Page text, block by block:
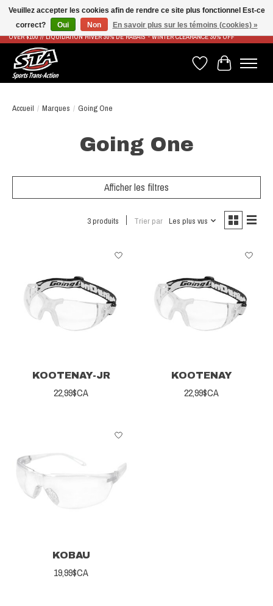
LIVRAISON RAPIDE ET GRATUITE À PARTIR DE 100$ - FAST & FREE SHIPPING ON ORDERS
OVER $100 // LIQUIDATION HIVER 30% DE RABAIS - WINTER CLEARANCE 30% OFF
Liste de souhaits
Panier
Accueil / Marques / Going One
Going One
Afficher les filtres
3 produits Trier par Les plus vus
KOOTENAY-JR
22,99$CA
KOOTENAY
22,99$CA
KOBAU
19,99$CA
Veuillez accepter les cookies afin de rendre ce site plus fonctionnel Est-ce
correct?
Oui Non En savoir plus sur les témoins (cookies) »